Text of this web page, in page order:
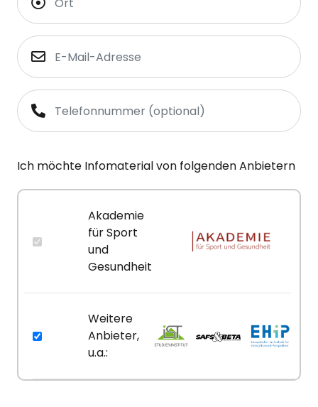
Ich möchte Infomaterial von folgenden Anbietern
Akademie
für Sport
und
Gesundheit
Weitere
Anbieter,
u.a.: